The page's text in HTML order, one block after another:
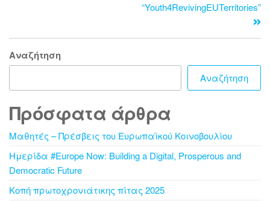
“Youth4RevivingEUTerritories”
Αναζήτηση
Αναζήτηση
Πρόσφατα άρθρα
Μαθητές – Πρέσβεις του Ευρωπαϊκού Κοινοβουλίου
Ημερίδα #Europe Now: Building a Digital, Prosperous and
Democratic Future
Κοπή πρωτοχρονιάτικης πίτας 2025